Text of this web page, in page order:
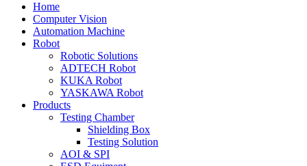
Home
Computer Vision
Automation Machine
Robot
Robotic Solutions
ADTECH Robot
KUKA Robot
YASKAWA Robot
Products
Testing Chamber
Shielding Box
Testing Solution
AOI & SPI